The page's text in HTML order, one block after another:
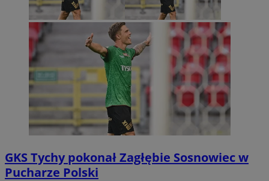
GKS Tychy pokonał Zagłębie Sosnowiec w
Pucharze Polski